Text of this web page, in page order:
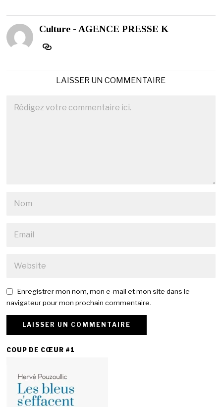
Culture - AGENCE PRESSE K
LAISSER UN COMMENTAIRE
Enregistrer mon nom, mon e-mail et mon site dans le
navigateur pour mon prochain commentaire.
COUP DE CŒUR #1